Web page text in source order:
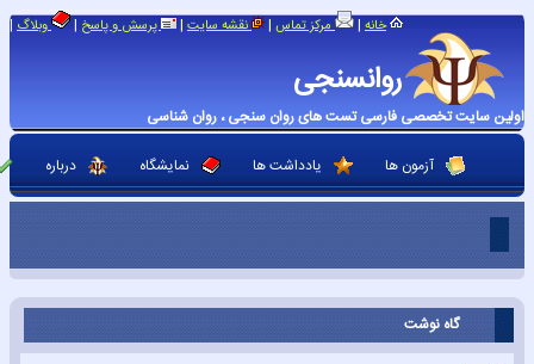
روانسنجی
اولین سایت تخصصی فارسی تست های روان سنجی ، روان شناسی
خانه | مرکز تماس | نقشه سایت | پرسش و پاسخ | وبلاگ |
آزمون ها یادداشت ها نمایشگاه درباره
گاه نوشت